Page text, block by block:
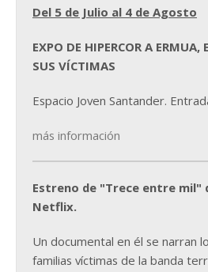
Del 5 de Julio al 4 de Agosto
EXPO DE HIPERCOR A ERMUA,
SUS VÍCTIMAS
Espacio Joven Santander.
más información
Estreno de "Trece entre mil"
Netflix.
Un documental en él se narran
familias víctimas de la banda